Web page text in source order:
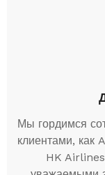
Мы гордимся
клиентами,
HK